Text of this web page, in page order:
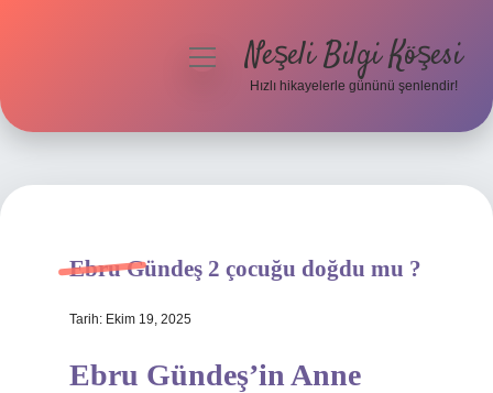
Hakkımızda
menüyüNeşeli Bilgi Köşesi
Hızlı hikayelerle gününü şenlendir!
Ebru Gündeş 2 çocuğu doğdu mu ?
Tarih: Ekim 19, 2025
Ebru Gündeş’in Anne